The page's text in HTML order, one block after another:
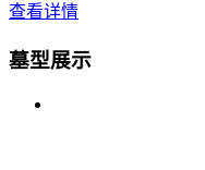
查看详情
墓型展示